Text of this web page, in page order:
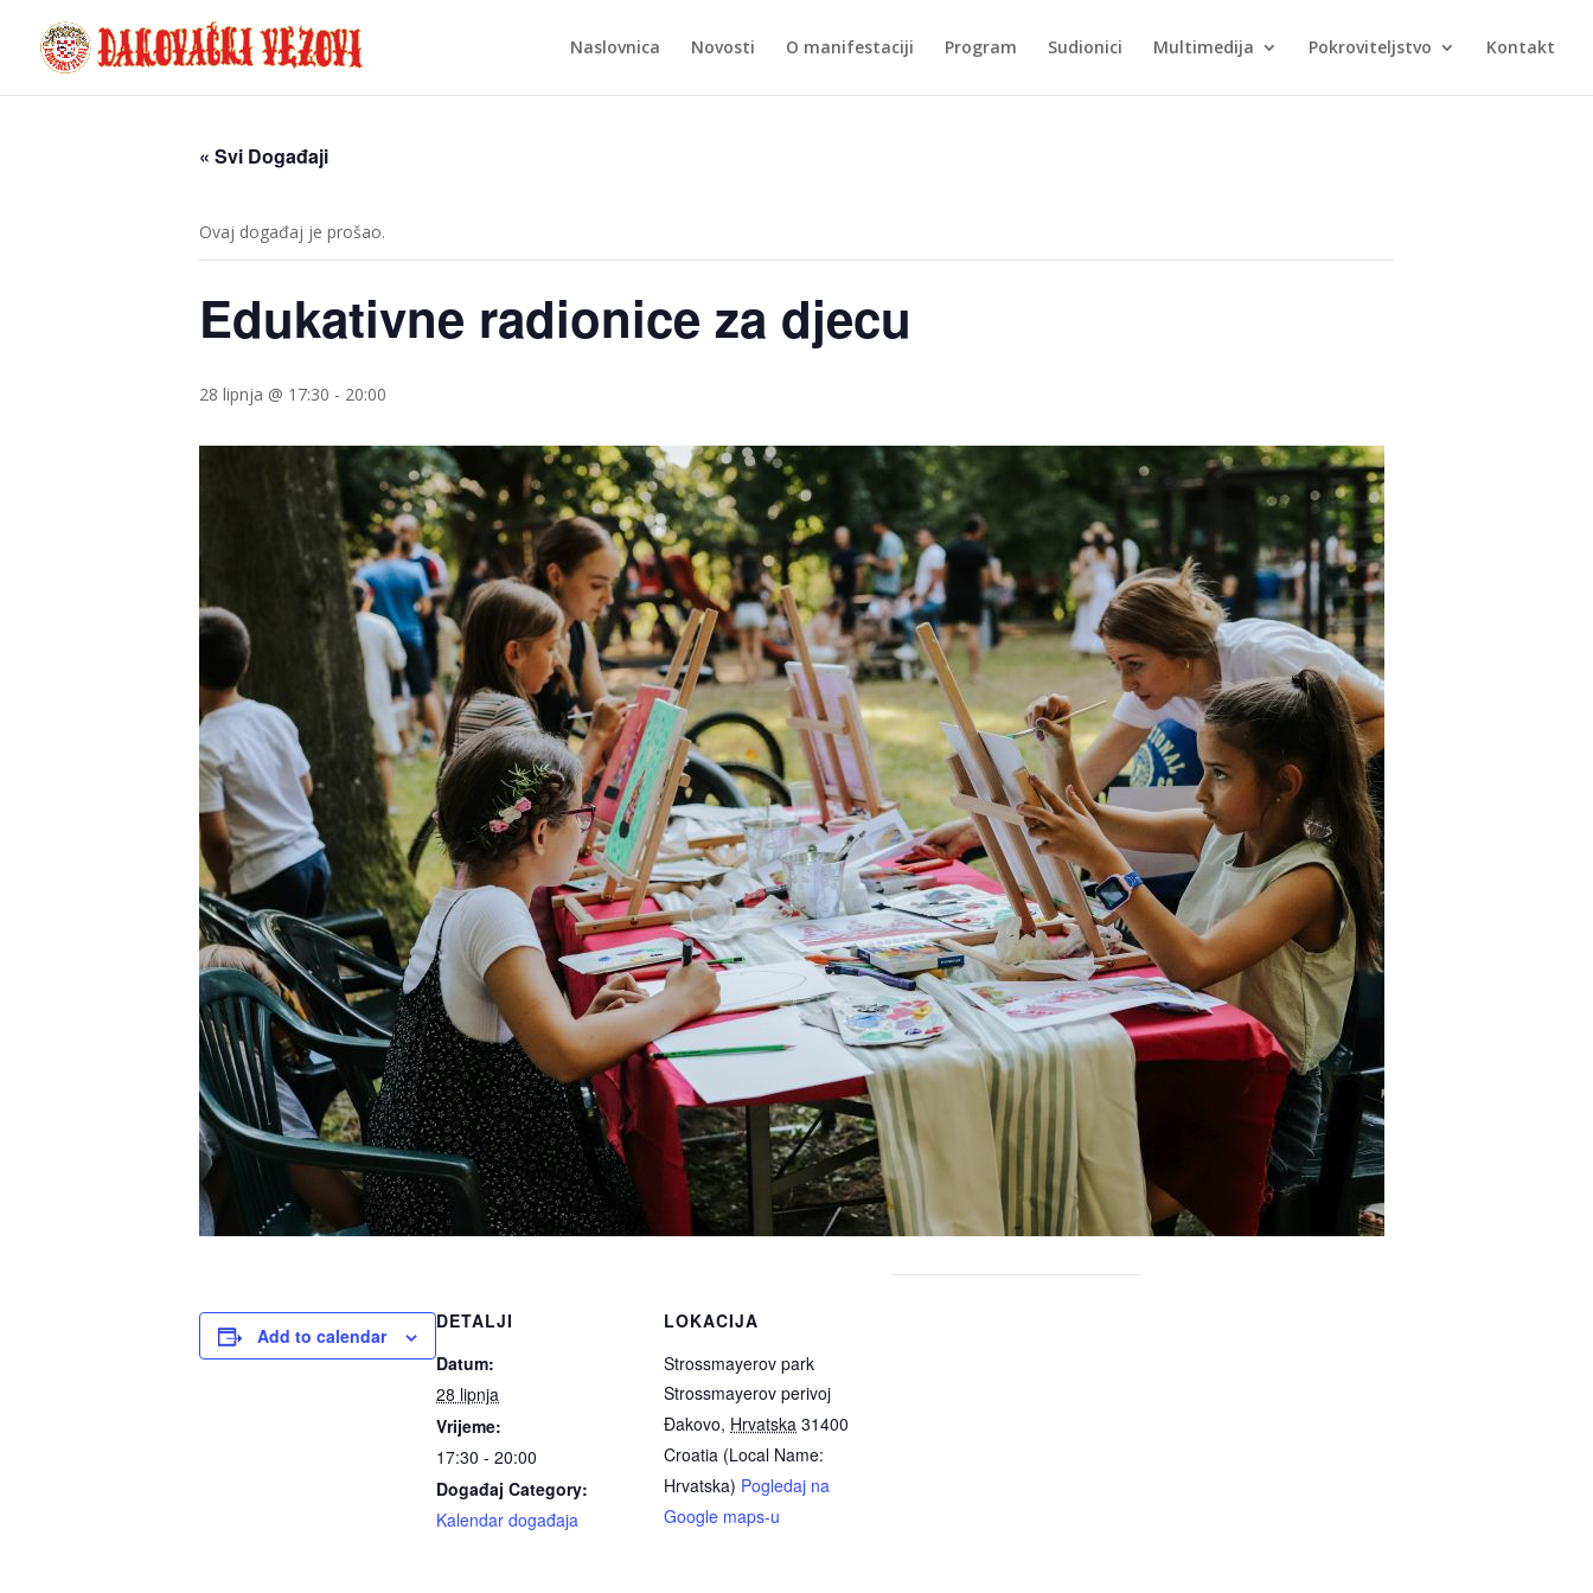
Naslovnica Novosti O manifestaciji Program Sudionici Multimedija Pokroviteljstvo Kontakt
« Svi Događaji
Ovaj događaj je prošao.
Edukativne radionice za djecu
28 lipnja @ 17:30 - 20:00
Add to calendar
DETALJI
Datum:
28 lipnja
Vrijeme:
17:30 - 20:00
Događaj Category:
Kalendar događaja
LOKACIJA
Strossmayerov park
Strossmayerov perivoj
Đakovo, Hrvatska 31400
Croatia (Local Name:
Hrvatska) Pogledaj na
Google maps-u